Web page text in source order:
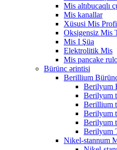
Mis altıbucaqlı
Mis kanallar
Xüsusi Mis
Oksigensiz Mis
Mis I Şüa
Elektrolitik Mis
Mis pancake
Bürünc ərintisi
Berillium
Berilyum
Berilyum
Berillium
Berilyum
Berilyum
Berilyum
Nikel-stannum